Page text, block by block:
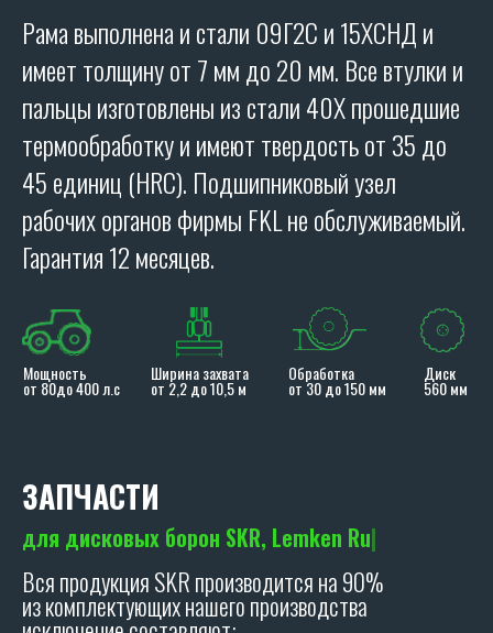
Рама выполнена и стали 09Г2С и 15ХСНД и
имеет толщину от 7 мм до 20 мм. Все втулки и
пальцы изготовлены из стали 40Х прошедшие
термообработку и имеют твердость от 35 до
45 единиц (HRC). Подшипниковый узел
рабочих органов фирмы FKL не обслуживаемый.
Гарантия 12 месяцев.
ЗАПЧАСТИ
для дисковых |
Вся продукция SKR производится на 90%
из комплектующих нашего производства
Я даю согласие на обработку персональных
данных в соответствии сполитикой
конфиденциальности
ОТПРАВИТЬ